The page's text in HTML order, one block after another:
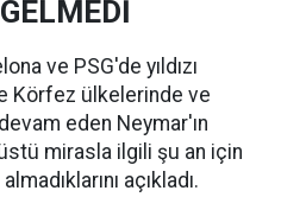
ve PSG'de yıldızı
Körfez ülkelerinde ve
eden Neymar'ın
mirasla ilgili şu an için
açıkladı.